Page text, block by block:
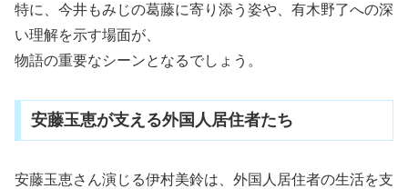
特に、今井もみじの葛藤に寄り添う姿や、有木野了への深
い理解を示す場面が、
物語の重要なシーンとなるでしょう。
安藤玉恵が支える外国人居住者たち
安藤玉恵さん演じる伊村美鈴は、外国人居住者の生活を支